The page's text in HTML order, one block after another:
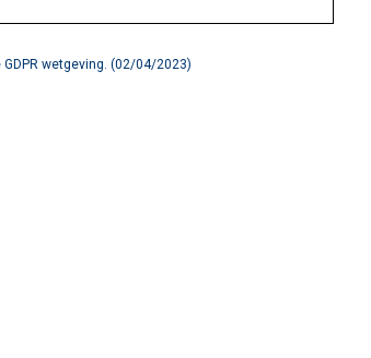
wetgeving. (02/04/2023)